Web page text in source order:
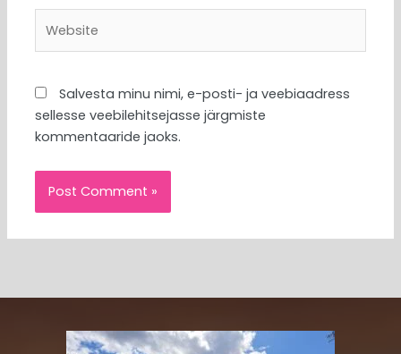
Salvesta minu nimi, e-posti- ja veebiaadress
sellesse veebilehitsejasse järgmiste
kommentaaride jaoks.